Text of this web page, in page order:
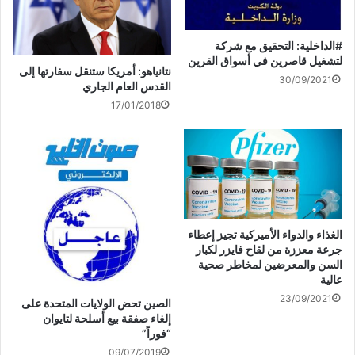
السعي لنشـــــــر و تفـــــــعيل القـــــــانـون رقم 21 لسنـــــــة
نشر ثقافة الحماية الجزائية للطفل وحمايته من الإساءة
الجسدية و النفسية و اللفظية والإهمال.
الفترة الزمنية :
شهر ابريل / شهر مايو
النطاق الجغرافي :
#الداخلية: التحقيق مع شركة
لتشغيل قاصرين في أسواق القرين
30/09/2021
نتانياهو: أمريكا ستنقل سفارتها إلى
القدس العام الجاري
17/01/2018
الغذاء والدواء الأميركية تجيز إعطاء
جرعة معززة من لقاح فايزر لكبار
السن والمعرضين لمخاطر صحية
عالية
23/09/2021
الصين تحض الولايات المتحدة على
إلغاء صفقة بيع أسلحة لتايوان
“فوراً”
09/07/2019